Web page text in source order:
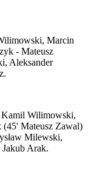
Marcin
- Mateusz
Aleksander
Kamil Wilimowski,
Mateusz Zawal)
Milewski,
Arak.